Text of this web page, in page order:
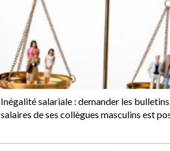
Inégalité salariale : demander les
salaires de ses collègues masculins est